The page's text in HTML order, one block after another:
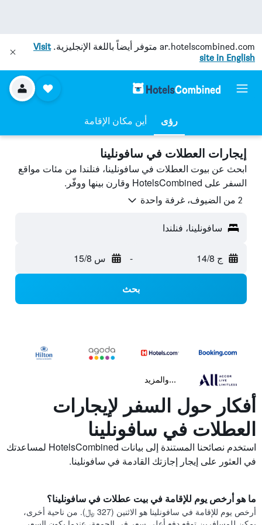
ar.hotelscombined.com متوفر أيضاً باللغة الإنجليزية.Visit
site in English
رؤى أين مكان الإقامة
إيجارات العطلات في سافونلينا
ابحث عن بيوت العطلات في سافونلينا، فنلندا من مئات مواقع
السفر على HotelsCombined وقارن بينها ووفّر.
2 من الضيوف، غرفة واحدة
سافونلينا، فنلندا
ج 14/8 - س 15/8
بحث
...والمزيد
أفكار حول السفر لإيجارات
العطلات في سافونلينا
استخدم نصائحنا المستندة إلى بيانات HotelsCombined لمساعدتك
في العثور على إيجار إجازتك القادمة في سافونلينا.
ما هو أرخص يوم للإقامة في بيت عطلات في سافونلينا؟
أرخص يوم للإقامة في سافونلينا هو الاثنين (327 ﷼). من ناحية أخرى،